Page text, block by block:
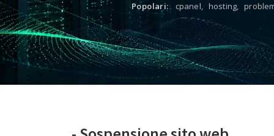
Popolari: cpanel, hosting,